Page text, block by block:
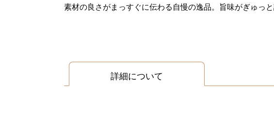
素材の良さがまっすぐに伝わる自慢の逸品。旨味がぎゅっ
詳細について